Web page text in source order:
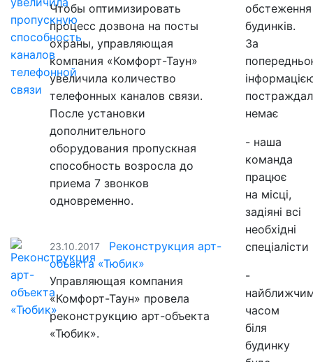
Чтобы оптимизировать
процесс дозвона на посты
охраны, управляющая
компания «Комфорт-Таун»
увеличила количество
телефонных каналов связи.
После установки
дополнительного
оборудования пропускная
способность возросла до
приема 7 звонков
одновременно.
23.10.2017
Реконструкция арт-
объекта «Тюбик»
Управляющая компания
«Комфорт-Таун» провела
реконструкцию арт-объекта
«Тюбик».
обстеження
будинків.
За
немає
- наша
команда
працює
на місці,
задіяні всі
необхідні
спеціалісти
-
часом
біля
будинку